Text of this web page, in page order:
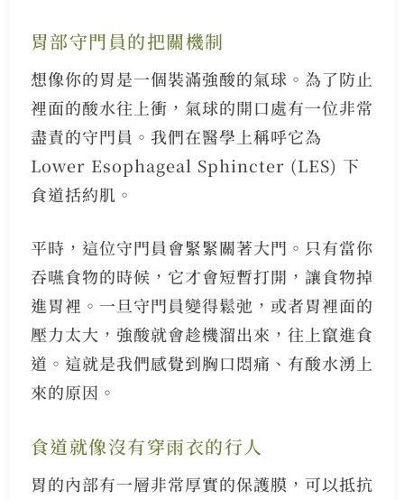
胃部守門員的把關機制
想像你的胃是一個裝滿強酸的氣球。為了防止
裡面的酸水往上衝，氣球的開口處有一位非常
盡責的守門員。我們在醫學上稱呼它為
Lower Esophageal Sphincter (LES) 下
食道括約肌。
平時，這位守門員會緊緊關著大門。只有當你
吞嚥食物的時候，它才會短暫打開，讓食物掉
進胃裡。一旦守門員變得鬆弛，或者胃裡面的
壓力太大，強酸就會趁機溜出來，往上竄進食
道。這就是我們感覺到胸口悶痛、有酸水湧上
來的原因。
食道就像沒有穿雨衣的行人
胃的內部有一層非常厚實的保護膜，可以抵抗